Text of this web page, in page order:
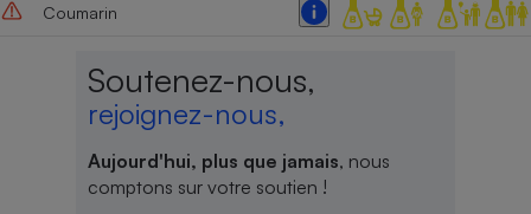
Coumarin
Soutenez-nous,
rejoignez-nous,
Aujourd'hui, plus que jamais, nous
comptons sur votre soutien !